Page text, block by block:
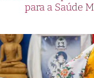
para a Saúde